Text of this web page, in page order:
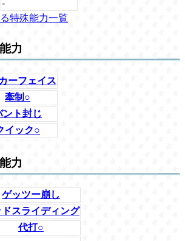
-
特殊能力一覧
力
ーフェイス
牽制○
ント封じ
イック○
力
ゲッツー崩し
スライディング
代打○